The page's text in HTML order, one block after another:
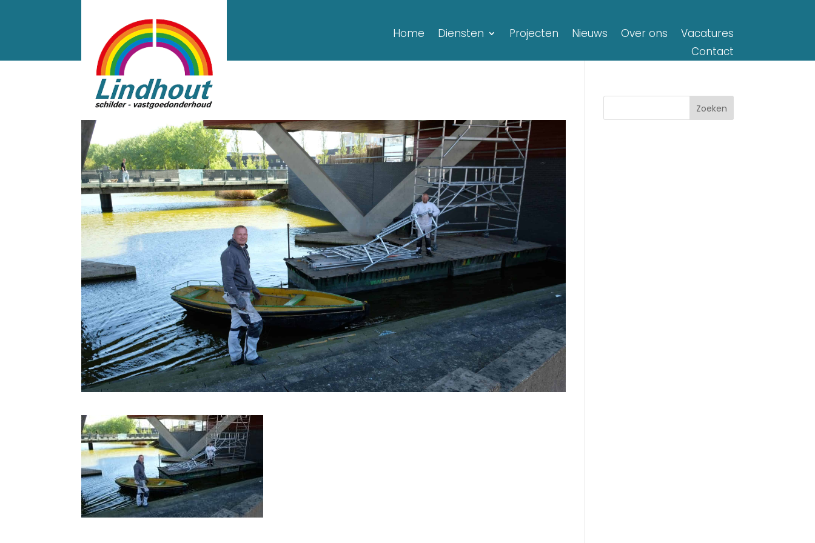
Home Diensten Projecten Nieuws Over ons
Vacatures
Contact
VSTB7809 Zoeken